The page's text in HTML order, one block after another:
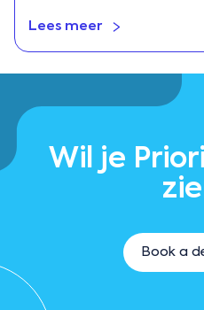
Lees meer
Wil je
Book a